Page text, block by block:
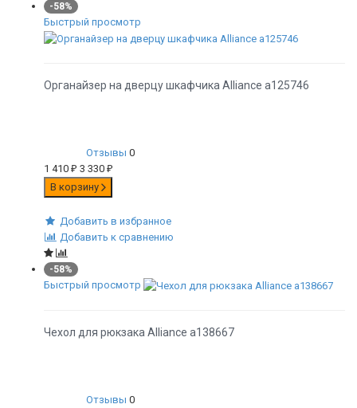
-58%
Быстрый просмотр
Органайзер на дверцу шкафчика Alliance а125746
Отзывы 0
1 410 ₽ 3 330 ₽
В корзину
Добавить в избранное
Добавить к сравнению
-58%
Быстрый просмотр
Чехол для рюкзака Alliance а138667
Отзывы 0